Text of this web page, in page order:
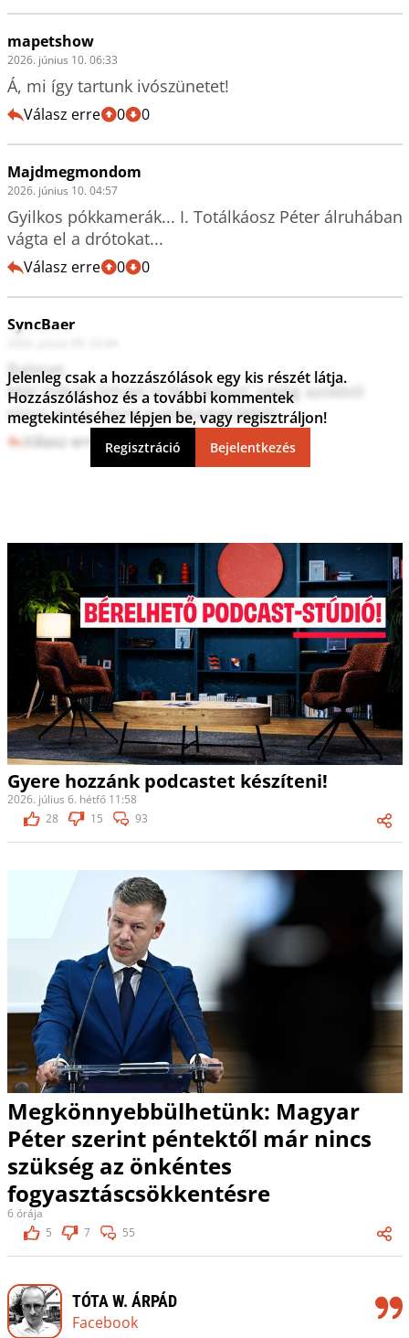
mapetshow
2026. június 10. 06:33
Á, mi így tartunk ivószünetet!
Válasz erre 0 0
Majdmegmondom
2026. június 10. 04:57
Gyilkos pókkamerák... I. Totálkáosz Péter álruhában
vágta el a drótokat...
Válasz erre 0 0
SyncBaer
Baleset.
Már induló űrhajó is felrobbant, pedig azokból
nincs annyi, mint a pókkamerákból.
Válasz erre 0 0
Jelenleg csak a hozzászólások egy kis részét látja.
Hozzászóláshoz és a további kommentek
megtekintéséhez lépjen be, vagy regisztráljon!
Regisztráció Bejelentkezés
Gyere hozzánk podcastet készíteni!
2026. július 6. hétfő 11:58
28
15 93
Megkönnyebbülhetünk: Magyar
Péter szerint péntektől már nincs
szükség az önkéntes
fogyasztáscsökkentésre
6 órája
5
7 55
TÓTA W. ÁRPÁD
Facebook